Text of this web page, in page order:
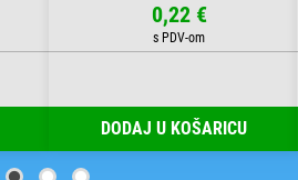
0,22 €
DODAJ U KOŠARICU